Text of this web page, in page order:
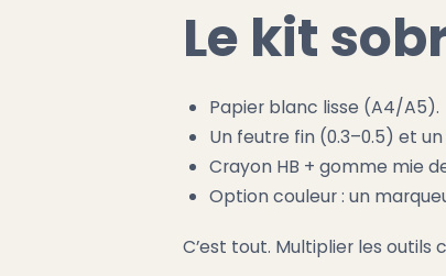
Le kit
Papier blanc lisse (A4/A5).
Un feutre fin (0.3–0.5) et
Crayon HB + gomme mie
Option couleur : un
C’est tout. Multiplier les outils